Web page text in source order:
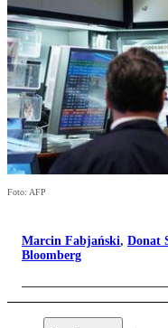
Foto: AFP
Marcin Fabjański, Donat
Bloomberg